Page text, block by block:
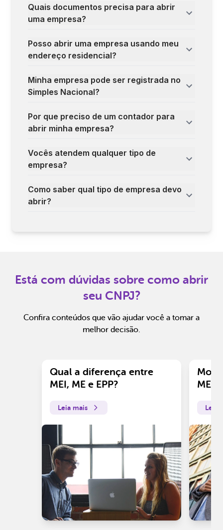
Quais documentos precisa para abrir
uma empresa?
Posso abrir uma empresa usando meu
endereço residencial?
Minha empresa pode ser registrada no
Simples Nacional?
Por que preciso de um contador para
abrir minha empresa?
Vocês atendem qualquer tipo de
empresa?
Como saber qual tipo de empresa devo
abrir?
Está com dúvidas sobre como abrir
seu CNPJ?
Confira conteúdos que vão ajudar você a tomar a
melhor decisão.
Qual a diferença entre
MEI, ME e EPP?
Leia mais
ME?
Leia